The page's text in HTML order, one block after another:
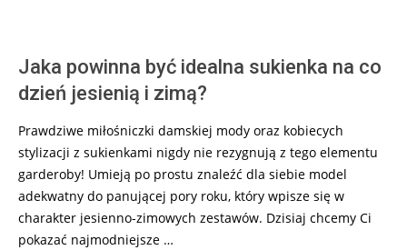
Jaka powinna być idealna sukienka na co
dzień jesienią i zimą?
Prawdziwe miłośniczki damskiej mody oraz kobiecych
stylizacji z sukienkami nigdy nie rezygnują z tego elementu
garderoby! Umieją po prostu znaleźć dla siebie model
adekwatny do panującej pory roku, który wpisze się w
charakter jesienno-zimowych zestawów. Dzisiaj chcemy Ci
pokazać najmodniejsze …